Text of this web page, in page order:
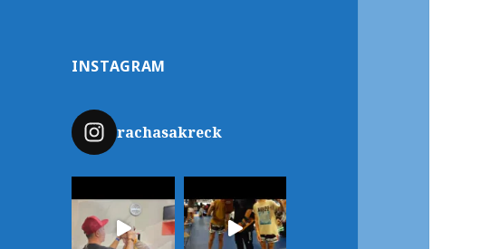
INSTAGRAM
rachasakreck